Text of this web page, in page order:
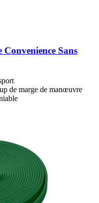
Convenience Sans
de marge de manœuvre